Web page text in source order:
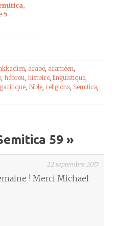
5
arabe araméen
hébreu histoire linguistique
Bible religions Semitica
59 »
22 septembre 2017
! Merci Michael